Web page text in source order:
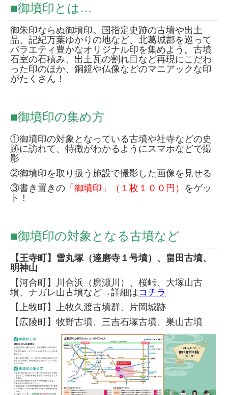
■御墳印とは…
御朱印ならぬ御墳印。国指定史跡の古墳や出土
品、記紀万葉ゆかりの地など、北葛城郡を巡って
バラエティ豊かなオリジナル印を集めよう。古墳
石室の石積み、出土瓦の割れ目など再現にこだわ
った印のほか、銅鏡や仏像などのマニアックな印
がたくさん！
■御墳印の集め方
①御墳印の対象となっている古墳や社寺などの史
跡に訪れて、特徴がわかるようにスマホなどで撮
影
②御墳印を取り扱う施設で撮影した画像を見せる
③書き置きの 「御墳印」（１枚１００円） をゲッ
ト！
■御墳印の対象となる古墳など
【王寺町】雪丸塚（達磨寺１号墳）、畠田古墳、
明神山
【河合町】川合浜（廣瀬川）、桜峠、大塚山古
墳、ナガレ山古墳など→詳細はコチラ
【上牧町】上牧久渡古墳群、片岡城跡
【広陵町】牧野古墳、三吉石塚古墳、巣山古墳